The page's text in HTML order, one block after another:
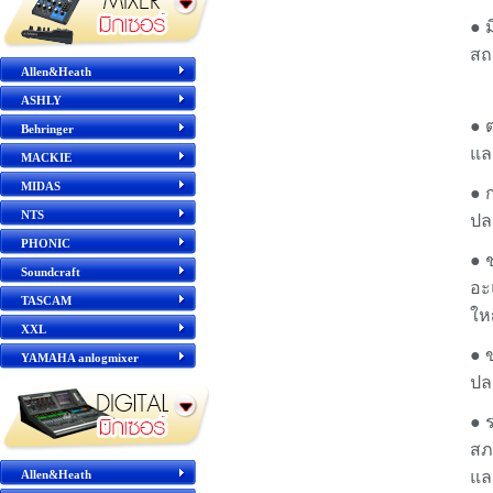
Allen&Heath
ASHLY
Behringer
MACKIE
MIDAS
NTS
PHONIC
Soundcraft
TASCAM
XXL
YAMAHA anlogmixer
Allen&Heath
●
ส
●
แ
●
ป
●
อ
ใ
●
ป
●
ส
แ